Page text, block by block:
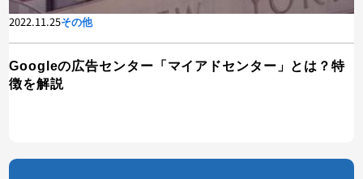
2022.11.25その他
Googleの広告センター「マイアドセンター」とは？特
徴を解説